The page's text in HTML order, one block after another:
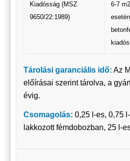
Kiadósság (MSZ
9650/22:1989)
6-7
Tárolási garanciális idő: Az
előírásai szerint tárolva, a
évig.
Csomagolás: 0,25 l-es, 0,75
lakkozott fémdobozban, 25 l-